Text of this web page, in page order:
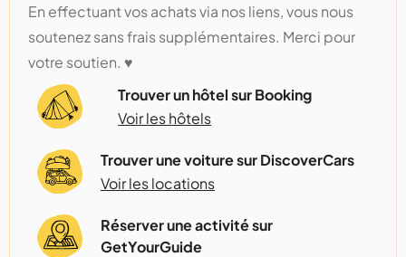
En effectuant vos achats via nos liens, vous nous
soutenez sans frais supplémentaires. Merci pour
votre soutien. ♥️
Trouver un hôtel sur Booking
Voir les hôtels
Trouver une voiture sur DiscoverCars
Voir les locations
Réserver une activité sur
GetYourGuide